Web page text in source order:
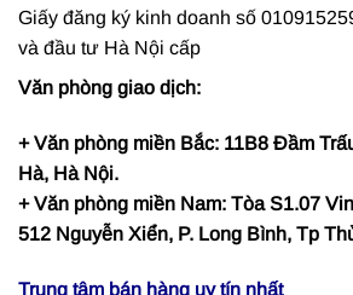
Giấy đăng ký kinh doanh số
và đầu tư Hà Nội cấp
Văn phòng giao dịch:
+ Văn phòng miền Bắc: 11B8 Đầm
Hà, Hà Nội.
+ Văn phòng miền Nam: Tòa S1.07
512 Nguyễn Xiển, P. Long Bình, Tp
Trung tâm bán hàng uy tín nhất